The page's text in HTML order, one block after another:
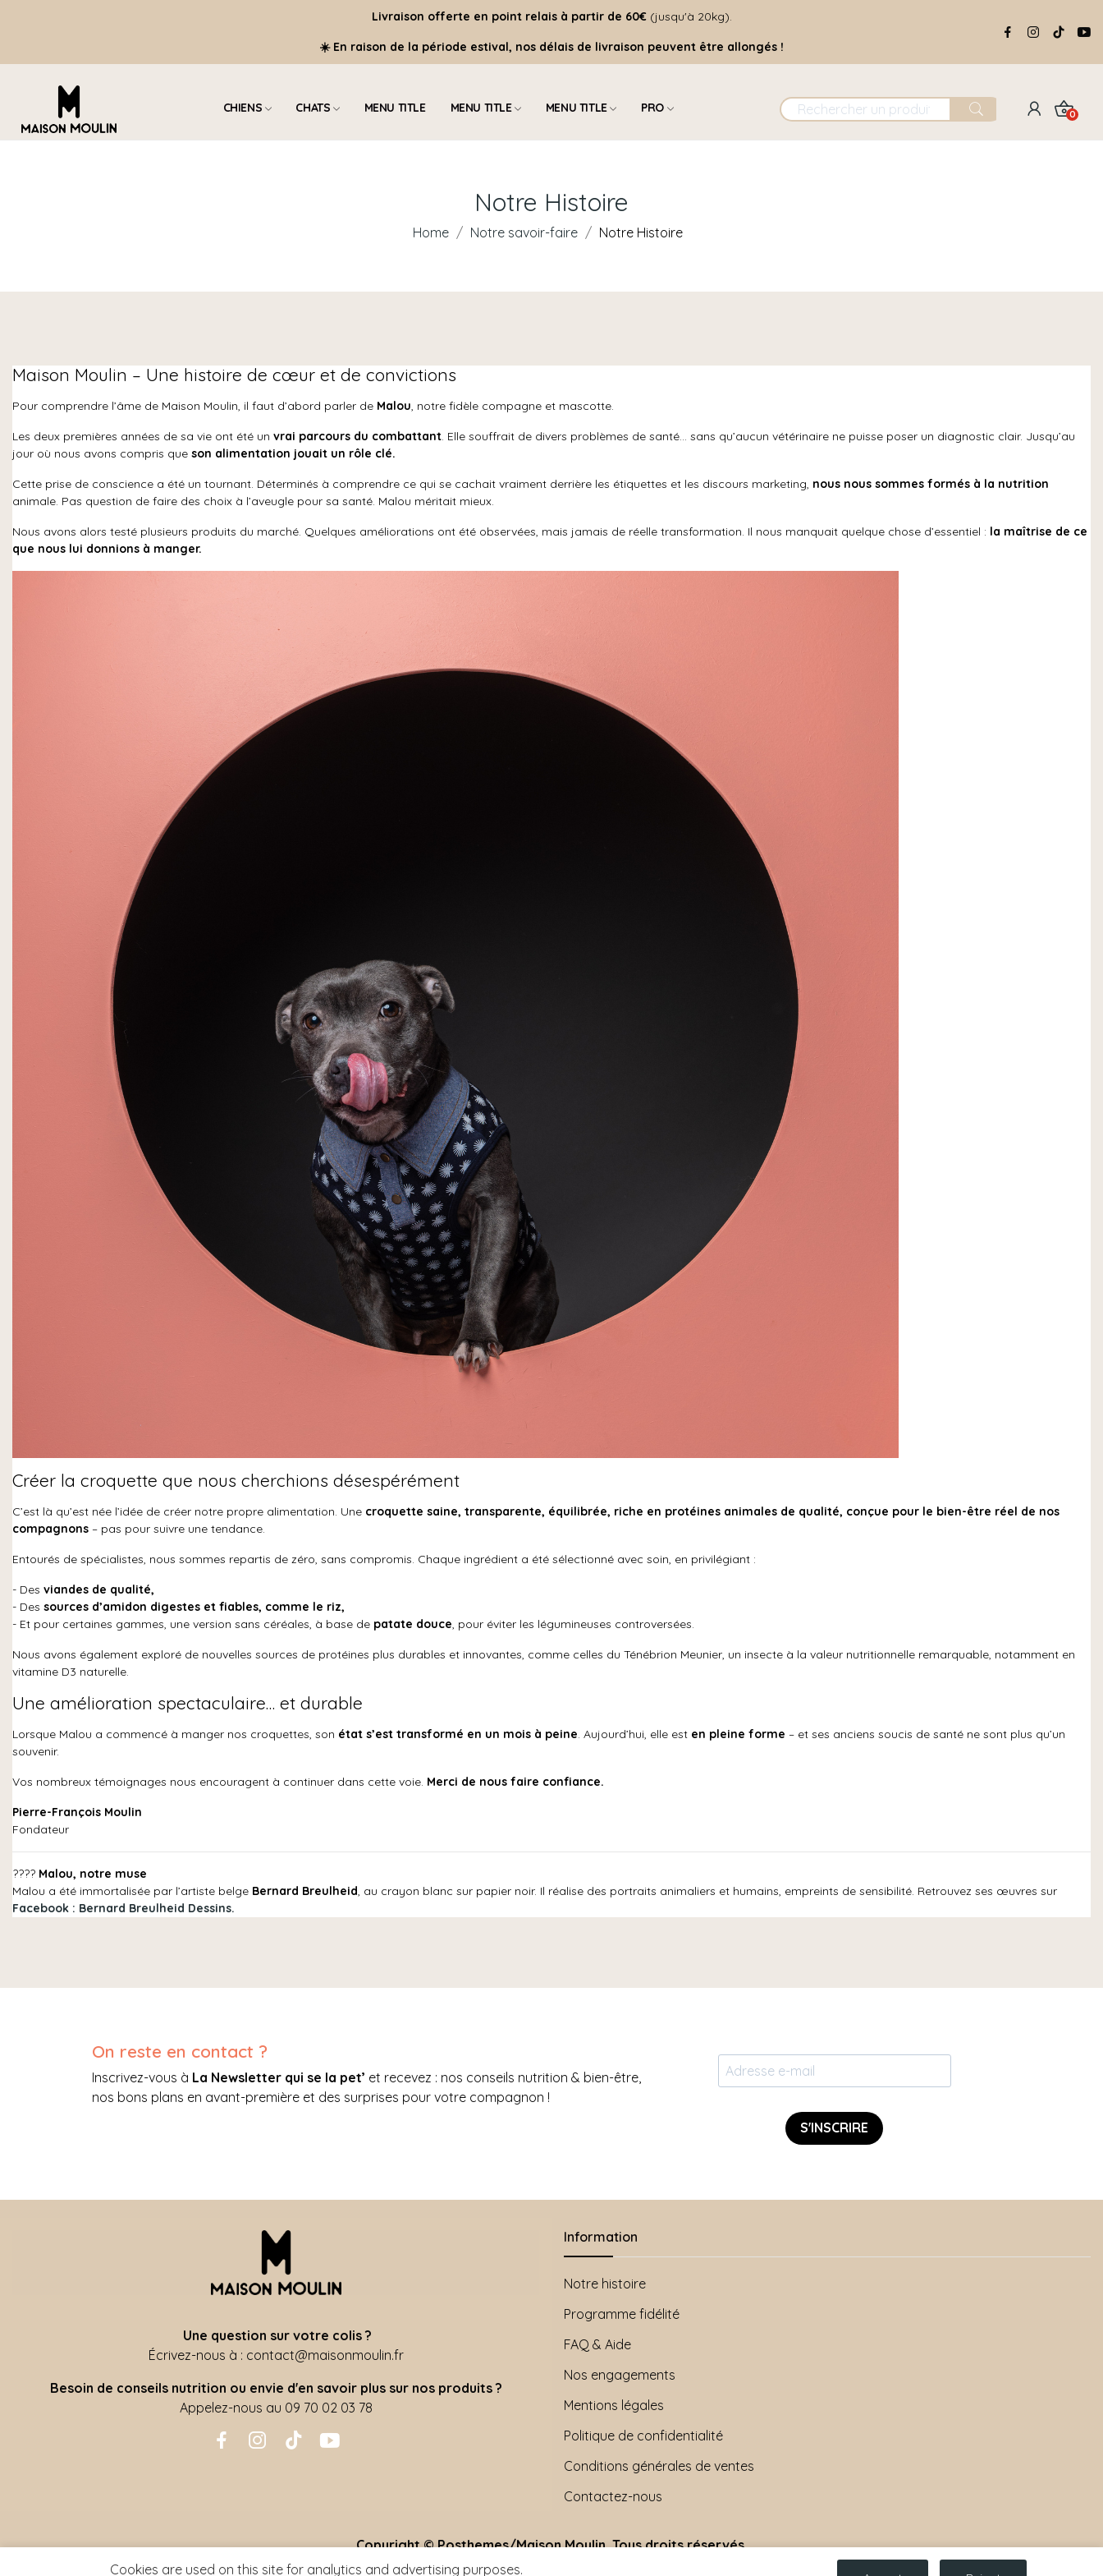
Cookies are used on this site for analytics and advertising purposes.
Livraison offerte en point relais à partir de 60€(jusqu'à 20kg).
☀️ En raison de la période estival, nos délais de livraison peuvent être allongés !
CHIENS CHATS MENU TITLE MENU TITLE MENU TITLE PRO 0
Notre Histoire
Home Notre savoir-faire Notre Histoire
Maison Moulin – Une histoire de cœur et de convictions
Pour comprendre l’âme de Maison Moulin, il faut d’abord parler de Malou, notre fidèle compagne et mascotte.
Les deux premières années de sa vie ont été un vrai parcours du combattant. Elle souffrait de divers problèmes de santé... sans qu’aucun vétérinaire ne puisse poser un diagnostic clair. Jusqu’au
jour où nous avons compris que son alimentation jouait un rôle clé.
Cette prise de conscience a été un tournant. Déterminés à comprendre ce qui se cachait vraiment derrière les étiquettes et les discours marketing, nous nous sommes formés à la nutrition
animale. Pas question de faire des choix à l’aveugle pour sa santé. Malou méritait mieux.
Nous avons alors testé plusieurs produits du marché. Quelques améliorations ont été observées, mais jamais de réelle transformation. Il nous manquait quelque chose d’essentiel : la maîtrise de ce
que nous lui donnions à manger.
Créer la croquette que nous cherchions désespérément
C’est là qu’est née l’idée de créer notre propre alimentation. Une croquette saine, transparente, équilibrée, riche en protéines animales de qualité, conçue pour le bien-être réel de nos
compagnons – pas pour suivre une tendance.
Entourés de spécialistes, nous sommes repartis de zéro, sans compromis. Chaque ingrédient a été sélectionné avec soin, en privilégiant :
- Des viandes de qualité,
- Des sources d’amidon digestes et fiables, comme le riz,
- Et pour certaines gammes, une version sans céréales, à base de patate douce, pour éviter les légumineuses controversées.
Nous avons également exploré de nouvelles sources de protéines plus durables et innovantes, comme celles du Ténébrion Meunier, un insecte à la valeur nutritionnelle remarquable, notamment en
vitamine D3 naturelle.
Une amélioration spectaculaire… et durable
Lorsque Malou a commencé à manger nos croquettes, son état s’est transformé en un mois à peine. Aujourd’hui, elle est en pleine forme – et ses anciens soucis de santé ne sont plus qu’un
souvenir.
Vos nombreux témoignages nous encouragent à continuer dans cette voie. Merci de nous faire confiance.
Pierre-François Moulin
Fondateur
???? Malou, notre muse
Malou a été immortalisée par l’artiste belge Bernard Breulheid, au crayon blanc sur papier noir. Il réalise des portraits animaliers et humains, empreints de sensibilité. Retrouvez ses œuvres sur
Facebook : Bernard Breulheid Dessins.
On reste en contact ?
Inscrivez-vous à La Newsletter qui se la pet’ et recevez : nos conseils nutrition & bien-être,
nos bons plans en avant-première et des surprises pour votre compagnon !
S'INSCRIRE
Une question sur votre colis ?
Écrivez-nous à : contact@maisonmoulin.fr
Besoin de conseils nutrition ou envie d'en savoir plus sur nos produits ?
Appelez-nous au 09 70 02 03 78
Information
Notre histoire
Programme fidélité
FAQ & Aide
Nos engagements
Mentions légales
Politique de confidentialité
Conditions générales de ventes
Contactez-nous
Copyright © Posthemes/Maison Moulin. Tous droits réservés.